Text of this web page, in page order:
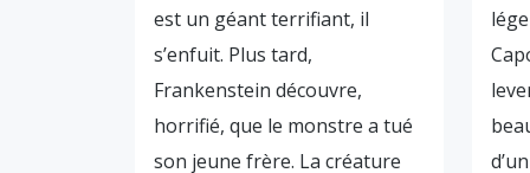
est un géant terrifiant, il
s’enfuit. Plus tard,
Frankenstein découvre,
horrifié, que le monstre a tué
son jeune frère. La créature